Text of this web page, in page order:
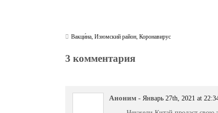
Вакци́на,Изюмский район,Коронавирус
3 комментария
Аноним - Январь 27th, 2021 at